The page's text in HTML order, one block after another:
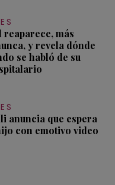
reaparece, más
y revela dónde
se habló de su
anuncia que espera
con emotivo video